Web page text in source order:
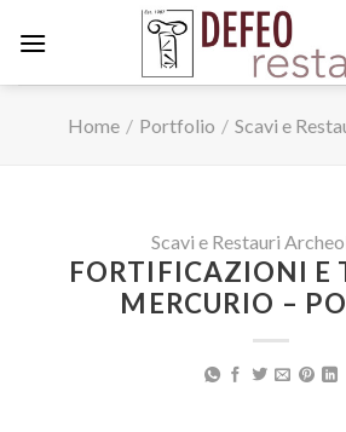
Home / Portfolio / Scavi e
Scavi e Restauri
FORTIFICAZIONI E
MERCURIO –